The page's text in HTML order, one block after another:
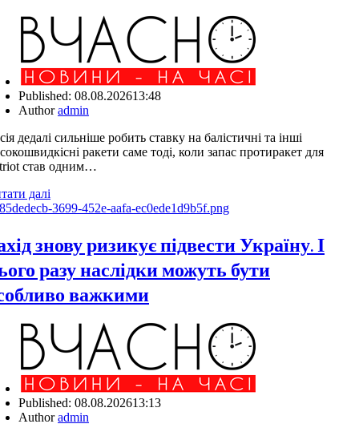
Published: 08.08.202613:48
Authoradmin
дедалі сильніше робить ставку на балістичні та інші
ракети саме тоді, коли запас протиракет для
став одним…
далі
знову ризикує підвести Україну. І
разу наслідки можуть бути
важкими
Published: 08.08.202613:13
Authoradmin